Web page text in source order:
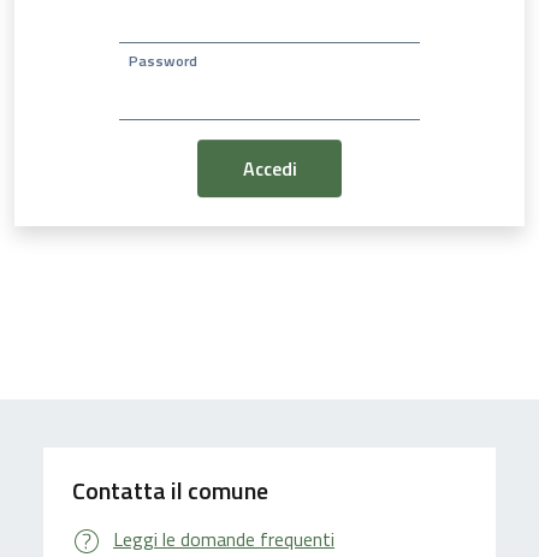
Password
Contatta il comune
Leggi le domande frequenti